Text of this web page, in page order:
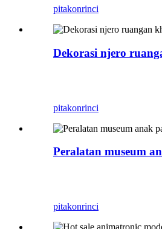
pitakonrinci
Dekorasi njero
pitakonrinci
Peralatan museum
pitakonrinci